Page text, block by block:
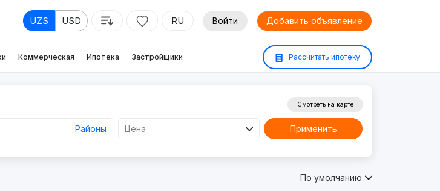
UZS USD RU Войти Добавить объявление
Коммерческая Ипотека Застройщики Рассчитать ипотеку
Районы Цена
Смотреть на карте
Применить
По умолчанию